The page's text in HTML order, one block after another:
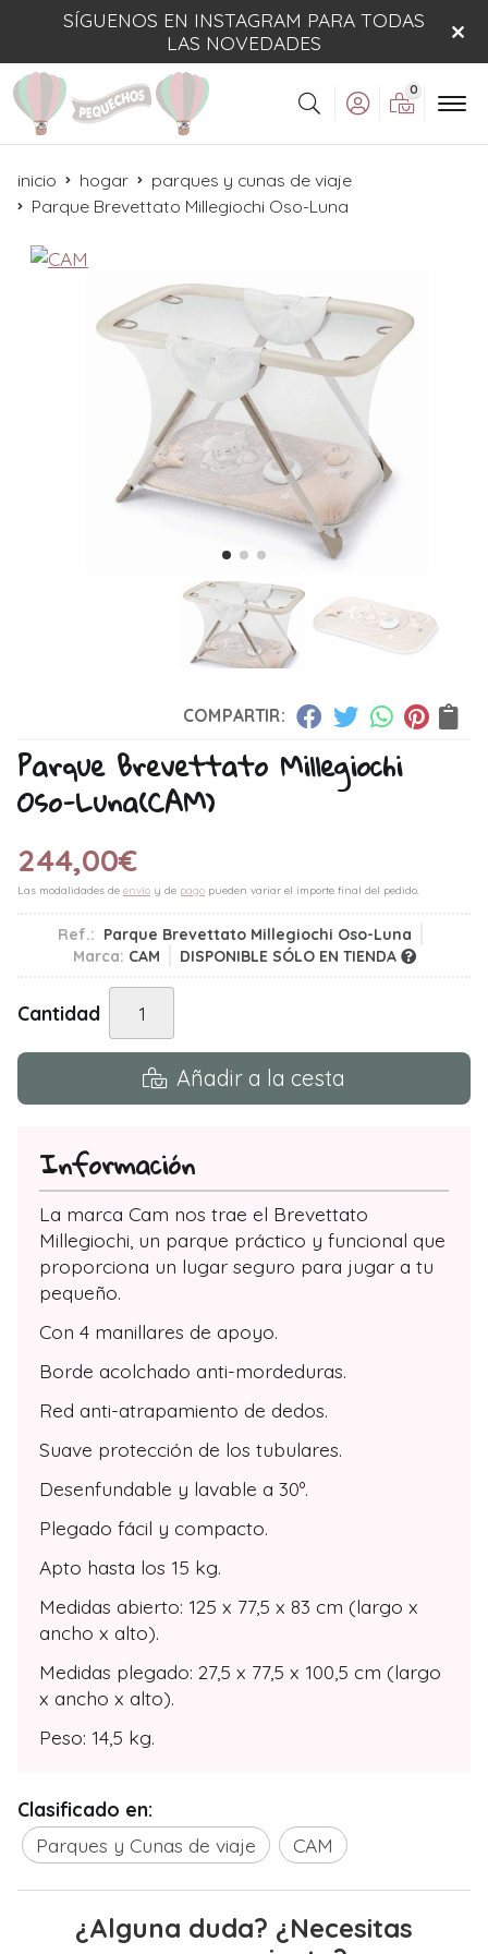
SÍGUENOS EN INSTAGRAM PARA TODAS
LAS NOVEDADES
Buscar
0
inicio hogar
parques y cunas de viaje
Parque Brevettato Millegiochi Oso-Luna
COMPARTIR:
Parque Brevettato Millegiochi
Oso-Luna(CAM)
244,00€
Las modalidades de envío y de pago pueden variar el importe final del pedido.
Ref.: Parque Brevettato Millegiochi Oso-Luna
Marca: CAM DISPONIBLE SÓLO EN TIENDA
Cantidad
Añadir a la cesta
Información
La marca Cam nos trae el Brevettato
Millegiochi, un parque práctico y funcional que
proporciona un lugar seguro para jugar a tu
pequeño.
Con 4 manillares de apoyo.
Borde acolchado anti-mordeduras.
Red anti-atrapamiento de dedos.
Suave protección de los tubulares.
Desenfundable y lavable a 30º.
Plegado fácil y compacto.
Apto hasta los 15 kg.
Medidas abierto: 125 x 77,5 x 83 cm (largo x
ancho x alto).
Medidas plegado: 27,5 x 77,5 x 100,5 cm (largo
x ancho x alto).
Peso: 14,5 kg.
Clasificado en:
Parques y Cunas de viaje
CAM
¿Alguna duda? ¿Necesitas